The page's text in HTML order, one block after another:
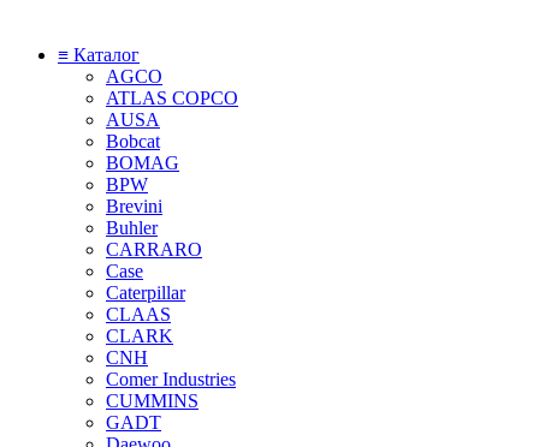
≡ Каталог
AGCO
ATLAS COPCO
AUSA
Bobcat
BOMAG
BPW
Brevini
Buhler
CARRARO
Case
Caterpillar
CLAAS
CLARK
CNH
Comer Industries
CUMMINS
GADT